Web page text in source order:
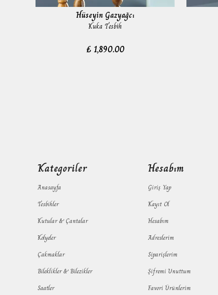
Hüseyin Gazyağcı
Kuka Tesbih
₺ 1,890.00
Kategoriler
Anasayfa
Tesbihler
Kutular & Çantalar
Kolyeler
Çakmaklar
Bileklikler & Bilezikler
Saatler
Hesabım
Giriş Yap
Kayıt Ol
Hesabım
Adreslerim
Siparişlerim
Şifremi Unuttum
Favori Ürünlerim